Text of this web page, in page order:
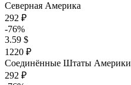
Северная Америка
292 ₽
-76%
3.59 $
1220 ₽
Соединённые Штаты Америки
292 ₽